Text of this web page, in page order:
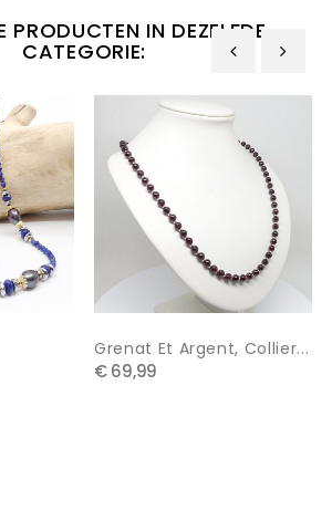
PRODUCTEN IN DEZELFDE
CATEGORIE:
Grenat Et Argent, Collier...
€ 69,99
‹ ›